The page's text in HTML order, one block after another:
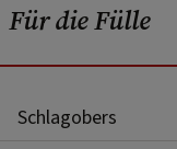
Für die Fülle
Schlagobers